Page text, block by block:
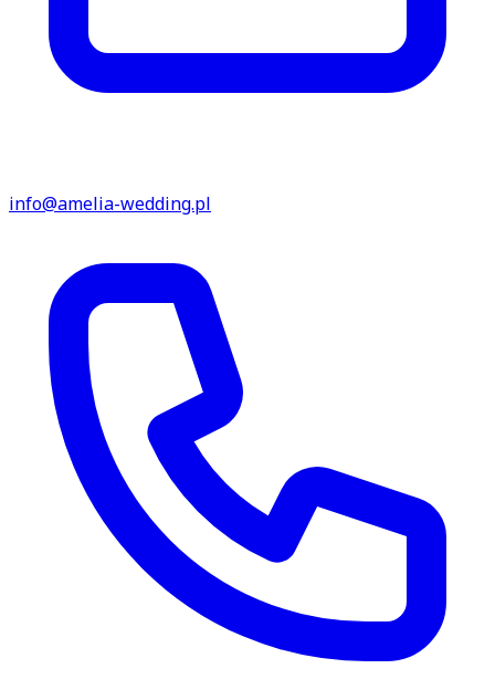
info@amelia-wedding.pl